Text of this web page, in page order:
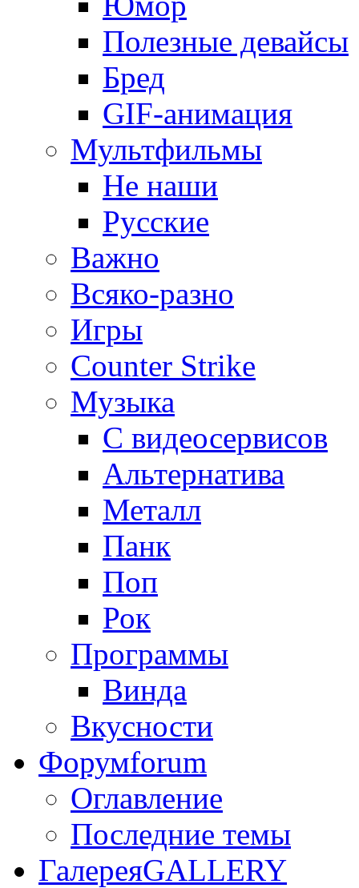
Полезные девайсы
Бред
GIF-анимация
Мультфильмы
Не наши
Русские
Важно
Всяко-разно
Игры
Counter Strike
Музыка
С видеосервисов
Альтернатива
Металл
Панк
Поп
Рок
Программы
Винда
Вкусности
Форумforum
Оглавление
Последние темы
ГалереяGALLERY